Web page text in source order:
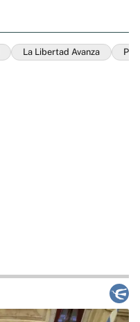
La Libertad Avanza